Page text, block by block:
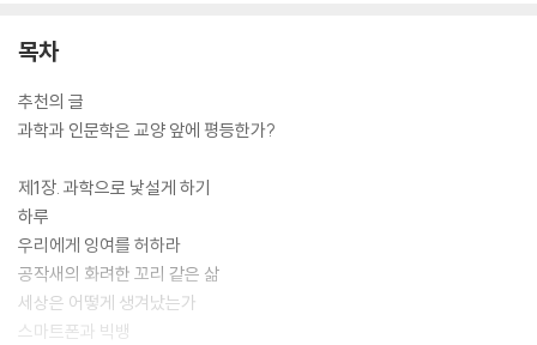
있음은 물론이고, 부지런하게 새로운 것을 배우는 학자로서, 배운 것을 가
‘모든 사물의 이치’라는 ‘물리’의 정의에 따르듯 ‘물리학자’ 김상욱은 빈틈
없는 시선으로 문학, 사회, 역사, 정치, 윤리 등 세상의 모든 것을 파고든다.
질문에 함께 고민하는 사회 일원으로서, 답을 찾아가는 여정을 안내하는
안내자로서 자기 역할을 다 하는 것이다. 『김상욱의 과학공부』라는 제목은
이 질문에서 탄생한다. 유쾌하게, 때로는 심도 있게 ‘과학공부’를 해보자.
목차
추천의 글
과학과 인문학은 교양 앞에 평등한가?
제1장. 과학으로 낯설게 하기
하루
우리에게 잉여를 허하라
공작새의 화려한 꼬리 같은 삶
세상은 어떻게 생겨났는가
스마트폰과 빅뱅